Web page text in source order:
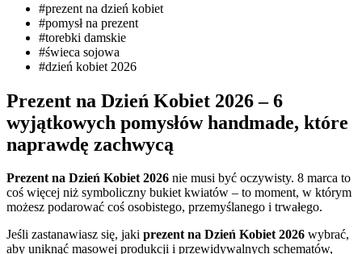
#prezent na dzień kobiet
#pomysł na prezent
#torebki damskie
#świeca sojowa
#dzień kobiet 2026
Prezent na Dzień Kobiet 2026 – 6
wyjątkowych pomysłów handmade, które
naprawdę zachwycą
Prezent na Dzień Kobiet 2026 nie musi być oczywisty. 8 marca to
coś więcej niż symboliczny bukiet kwiatów – to moment, w którym
możesz podarować coś osobistego, przemyślanego i trwałego.
Jeśli zastanawiasz się, jaki prezent na Dzień Kobiet 2026 wybrać,
aby uniknąć masowej produkcji i przewidywalnych schematów,